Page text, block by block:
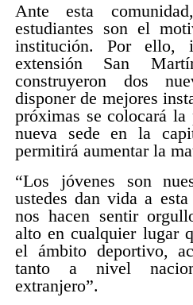
Ante esta
estudiantes son el
institución. Por ello,
extensión San
construyeron dos
disponer de mejores
próximas se colocará
nueva sede en la
permitirá aumentar la
“Los jóvenes son
ustedes dan vida a
nos hacen sentir
alto en cualquier lugar
el ámbito deportivo,
tanto a nivel
extranjero”.